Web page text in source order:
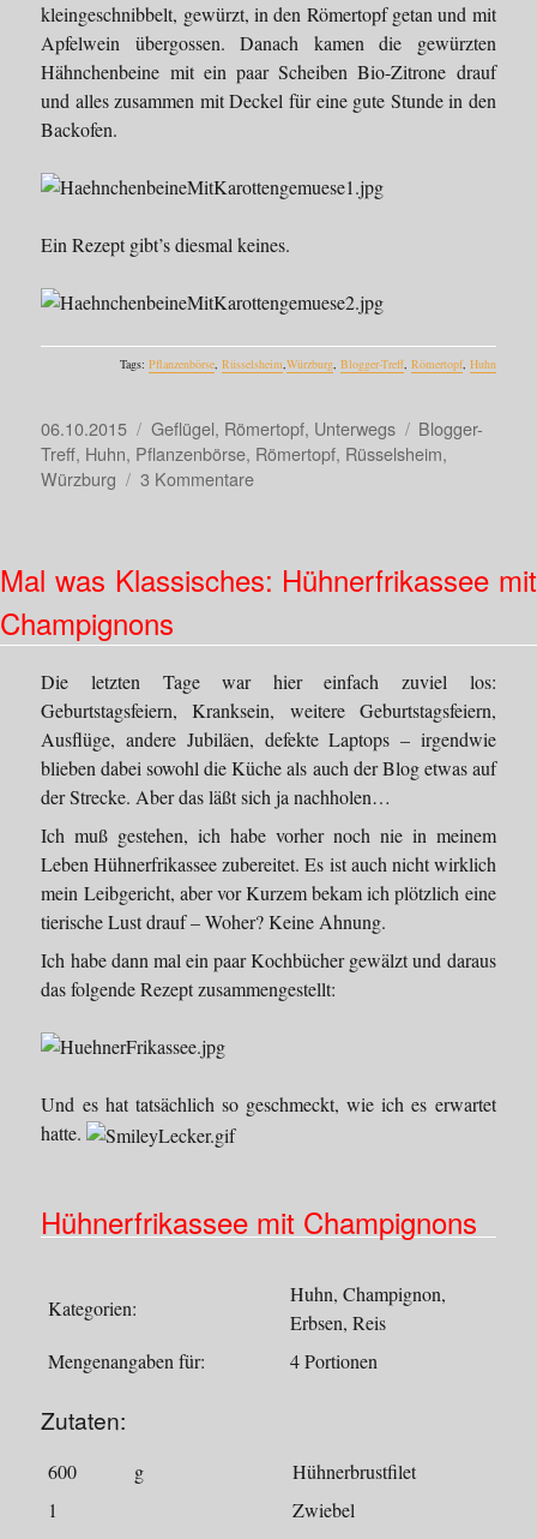
kleingeschnibbelt, gewürzt, in den Römertopf getan und mit
Apfelwein übergossen. Danach kamen die gewürzten
Hähnchenbeine mit ein paar Scheiben Bio-Zitrone drauf
und alles zusammen mit Deckel für eine gute Stunde in den
Backofen.
Ein Rezept gibt’s diesmal keines.
Tags: Pflanzenbörse, Rüsselsheim,Würzburg, Blogger-Treff, Römertopf, Huhn
Veröffentlicht
am
06.10.2015 Kategorien
Geflügel, Römertopf, Unterwegs Schlagwörter
Blogger-
Treff, Huhn, Pflanzenbörse, Römertopf, Rüsselsheim,
Würzburg
3 Kommentarezu
Wochenende…
Mal was Klassisches: Hühnerfrikassee mit
Champignons
Die letzten Tage war hier einfach zuviel los:
Geburtstagsfeiern, Kranksein, weitere Geburtstagsfeiern,
Ausflüge, andere Jubiläen, defekte Laptops – irgendwie
blieben dabei sowohl die Küche als auch der Blog etwas auf
der Strecke. Aber das läßt sich ja nachholen…
Ich muß gestehen, ich habe vorher noch nie in meinem
Leben Hühnerfrikassee zubereitet. Es ist auch nicht wirklich
mein Leibgericht, aber vor Kurzem bekam ich plötzlich eine
tierische Lust drauf – Woher? Keine Ahnung.
Ich habe dann mal ein paar Kochbücher gewälzt und daraus
das folgende Rezept zusammengestellt:
Und es hat tatsächlich so geschmeckt, wie ich es erwartet
hatte.
Hühnerfrikassee mit Champignons
Kategorien:
Huhn, Champignon,
Erbsen, Reis
Mengenangaben für:
4 Portionen
Zutaten:
600 g
Hühnerbrustfilet
1
Zwiebel